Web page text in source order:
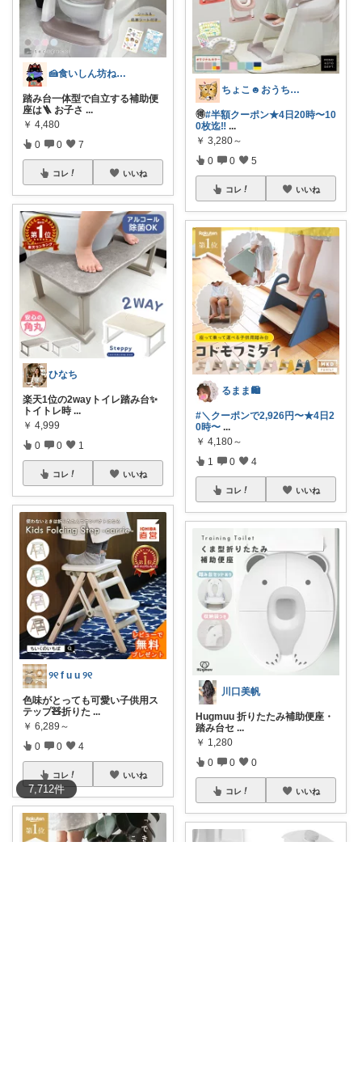
7,712件
🍰食いしん坊ねっこ🍩毎日タロット占い
踏み台一体型で自立する補助便
座は🪜 お子さ ...
￥ 4,480
0 0 7
コレ いいね
ひなち
楽天1位の2wayトイレ踏み台✨
トイトレ時 ...
￥ 4,999
0 0 1
コレ いいね
୨୧ f u u ୨୧
色味がとっても可愛い子供用ス
テップ🧸折りた ...
￥ 6,289～
0 0 4
コレ いいね
ちょこ☻おうち時間充実🏠アイテム
🉐#半額クーポン★4日20時〜10
0枚迄‼ ...
￥ 3,280～
0 0 5
コレ いいね
るまま🛍️
#＼クーポンで2,926円〜★4日2
0時〜 ...
￥ 4,180～
1 0 4
コレ いいね
川口美帆
Hugmuu 折りたたみ補助便座・
踏み台セ ...
￥ 1,280
0 0 0
コレ いいね